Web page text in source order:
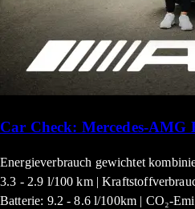
Car Check: Mercedes-AMG
Energieverbrauch gewichtet
3.3 - 2.9 l/100 km |
Batterie: 9.2 - 8.6 l/100km | CO₂-